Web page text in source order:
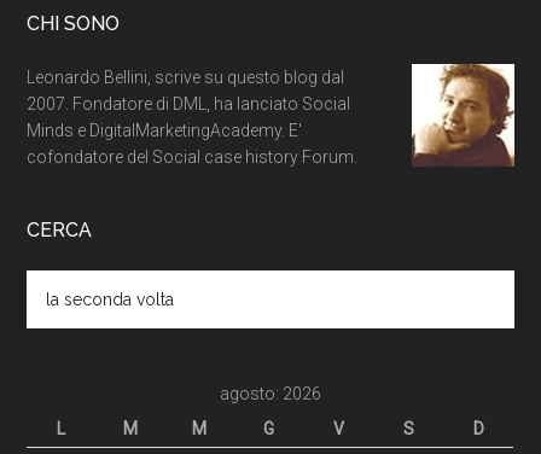
CHI SONO
Leonardo Bellini, scrive su questo blog dal
2007. Fondatore di DML, ha lanciato Social
Minds e DigitalMarketingAcademy. E'
cofondatore del Social case history Forum.
CERCA
agosto: 2026
L
M M G V S D